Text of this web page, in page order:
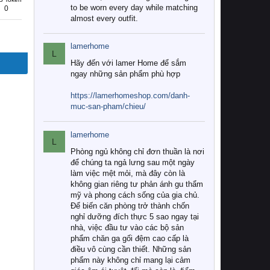
0
to be worn every day while matching
almost every outfit.
L
lamerhome
Hãy đến với lamer Home để sắm
ngay những sản phẩm phù hợp
https://lamerhomeshop.com/danh-
muc-san-pham/chieu/
L
lamerhome
Phòng ngủ không chỉ đơn thuần là nơi
để chúng ta ngả lưng sau một ngày
làm việc mệt mỏi, mà đây còn là
không gian riêng tư phản ánh gu thẩm
mỹ và phong cách sống của gia chủ.
Để biến căn phòng trở thành chốn
nghỉ dưỡng đích thực 5 sao ngay tại
nhà, việc đầu tư vào các bộ sản
phẩm chăn ga gối đệm cao cấp là
điều vô cùng cần thiết. Những sản
phẩm này không chỉ mang lại cảm